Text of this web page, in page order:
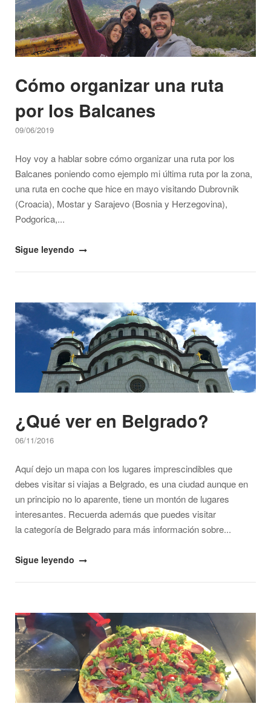
(precios,
conducción,
seguridad…)"
Cómo organizar una ruta
por los Balcanes
09/06/2019
Hoy voy a hablar sobre cómo organizar una ruta por los
Balcanes poniendo como ejemplo mi última ruta por la zona,
una ruta en coche que hice en mayo visitando Dubrovnik
(Croacia), Mostar y Sarajevo (Bosnia y Herzegovina),
Podgorica,...
"Cómo
por
los
Balcanes"
Sigue leyendo
Open post
¿Qué ver en Belgrado?
06/11/2016
Aquí dejo un mapa con los lugares imprescindibles que
debes visitar si viajas a Belgrado, es una ciudad aunque en
un principio no lo aparente, tiene un montón de lugares
interesantes. Recuerda además que puedes visitar
la categoría de Belgrado para más información sobre...
"¿Qué
Sigue leyendo
Open post